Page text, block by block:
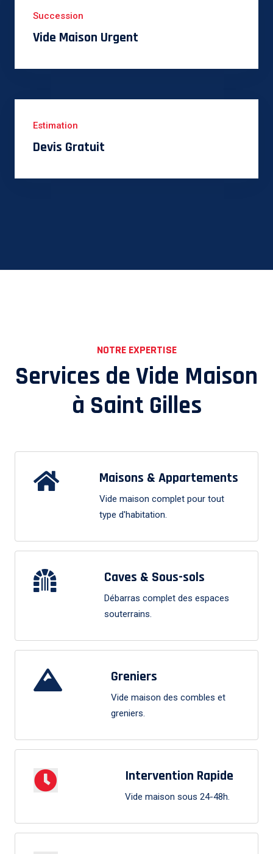
Succession
Vide Maison Urgent
Estimation
Devis Gratuit
NOTRE EXPERTISE
Services de Vide Maison
à Saint Gilles
Maisons & Appartements
Vide maison complet pour tout
type d'habitation.
Caves & Sous-sols
Débarras complet des espaces
souterrains.
Greniers
Vide maison des combles et
greniers.
Intervention Rapide
Vide maison sous 24-48h.